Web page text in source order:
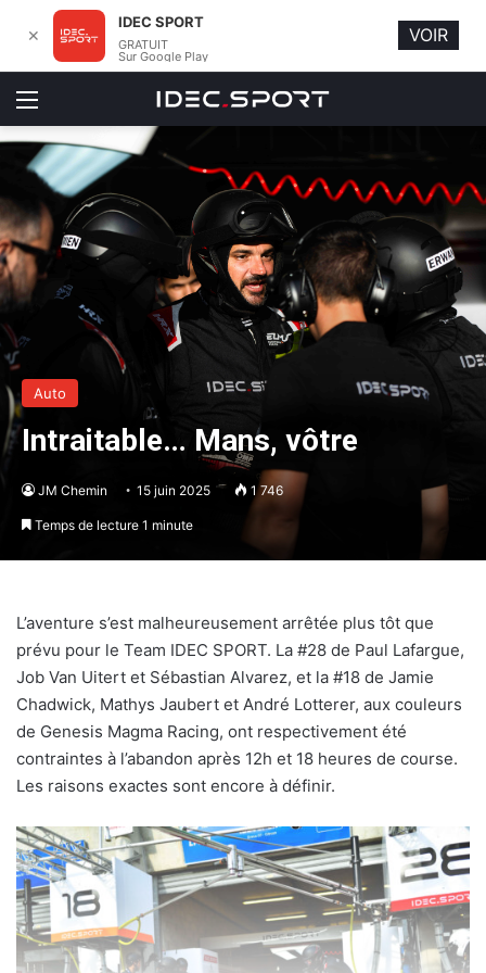
Menu
Auto
Intraitable… Mans, vôtre
JM Chemin 15 juin 2025 1 746
Temps de lecture 1 minute
L’aventure s’est malheureusement arrêtée plus tôt que
prévu pour le Team IDEC SPORT. La #28 de Paul Lafargue,
Job Van Uitert et Sébastian Alvarez, et la #18 de Jamie
Chadwick, Mathys Jaubert et André Lotterer, aux couleurs
de Genesis Magma Racing, ont respectivement été
contraintes à l’abandon après 12h et 18 heures de course.
Les raisons exactes sont encore à définir.
✕
IDEC SPORT
GRATUIT
Sur Google Play
VOIR